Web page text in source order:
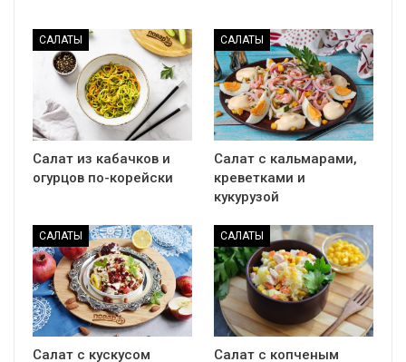
САЛАТЫ
Салат из кабачков и
огурцов по-корейски
САЛАТЫ
Салат с кальмарами,
креветками и
кукурузой
САЛАТЫ
Салат с кускусом
САЛАТЫ
Салат с копченым